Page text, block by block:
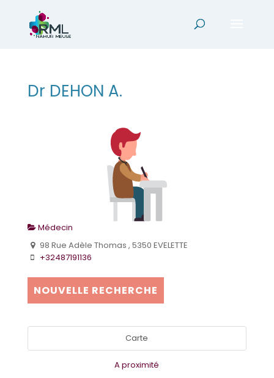
Dr DEHON A.
Médecin
98 Rue Adèle Thomas , 5350 EVELETTE
+32487191136
NOUVELLE RECHERCHE
Carte
A proximité